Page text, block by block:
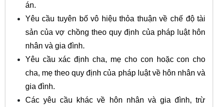
án.
Yêu cầu tuyên bố vô hiệu thỏa thuận về chế độ tài
sản của vợ chồng theo quy định của pháp luật hôn
nhân và gia đình.
Yêu cầu xác định cha, mẹ cho con hoặc con cho
cha, mẹ theo quy định của pháp luật về hôn nhân và
gia đình.
Các yêu cầu khác về hôn nhân và gia đình, trừ